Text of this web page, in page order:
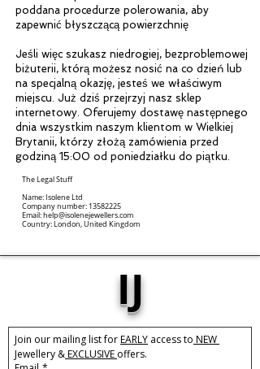
poddana procedurze polerowania, aby
zapewnić błyszczącą powierzchnię
Jeśli więc szukasz niedrogiej, bezproblemowej
biżuterii, którą możesz nosić na co dzień lub
na specjalną okazję, jesteś we właściwym
miejscu. Już dziś przejrzyj nasz sklep
internetowy. Oferujemy dostawę następnego
dnia wszystkim naszym klientom w Wielkiej
Brytanii, którzy złożą zamówienia przed
godziną 15:00 od poniedziałku do piątku.
The Legal Stuff
Name: Isolene Ltd
Company number: 13582225
Email:help@isolenejewellers.com
Country: London, United Kingdom
IJ
Join our mailing list for EARLY access to
Jewellery & EXCLUSIVE offers.